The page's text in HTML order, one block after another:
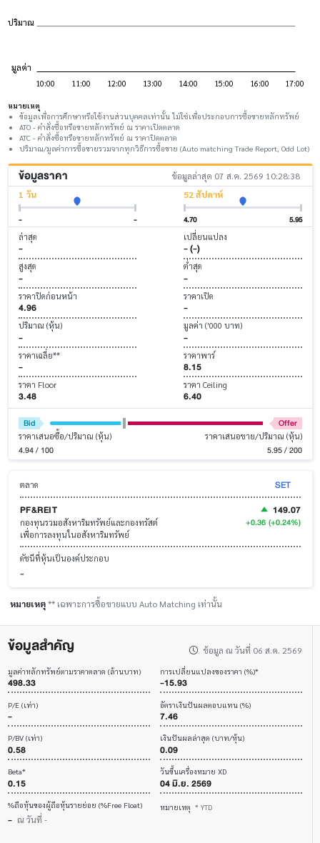
หมายเหตุ
ข้อมูลเพื่อการศึกษาหรือใช้งานส่วนบุคคลเท่านั้น ไม่ใช่เพื่อประกอบการซื้อขายหลักทรัพย์
ATO - คำสั่งซื้อหรือขายหลักทรัพย์ ณ ราคาเปิดตลาด
ATC - คำสั่งซื้อหรือขายหลักทรัพย์ ณ ราคาปิดตลาด
ปริมาณ/มูลค่าการซื้อขายรวมจากทุกวิธีการซื้อขาย (Auto matching Trade Report, Odd Lot)
ข้อมูลราคา
ข้อมูลล่าสุด 07 ส.ค. 2569 10:28:38
1 วัน
- -
52 สัปดาห์
4.70 5.95
ล่าสุด
-
เปลี่ยนแปลง
- (-)
สูงสุด
-
ต่ำสุด
-
ราคาปิดก่อนหน้า
4.96
ราคาเปิด
-
ปริมาณ (หุ้น)
-
มูลค่า ('000 บาท)
-
ราคาเฉลี่ย**
-
ราคาพาร์
8.15
ราคา Floor
3.48
ราคา Ceiling
6.40
Bid Offer
ราคาเสนอซื้อ/ปริมาณ (หุ้น)
4.94 / 100
ราคาเสนอขาย/ปริมาณ (หุ้น)
5.95 / 200
ตลาด
SET
PF&REIT
กองทุนรวมอสังหาริมทรัพย์และกองทรัสต์
เพื่อการลงทุนในอสังหาริมทรัพย์
149.07
+0.36 (+0.24%)
ดัชนีที่หุ้นเป็นองค์ประกอบ
-
หมายเหตุ** เฉพาะการซื้อขายแบบ Auto Matching เท่านั้น
ข้อมูลสำคัญ ข้อมูล ณ วันที่ 06 ส.ค. 2569
มูลค่าหลักทรัพย์ตามราคาตลาด (ล้านบาท)
498.33
การเปลี่ยนแปลงของราคา (%)*
-15.93
P/E (เท่า)
-
อัตราเงินปันผลตอบแทน (%)
7.46
P/BV (เท่า)
0.58
เงินปันผลล่าสุด (บาท/หุ้น)
0.09
Beta*
0.15
วันขึ้นเครื่องหมาย XD
04 มิ.ย. 2569
%ถือหุ้นของผู้ถือหุ้นรายย่อย (%Free Float)
- ณ วันที่ -
หมายเหตุ * YTD